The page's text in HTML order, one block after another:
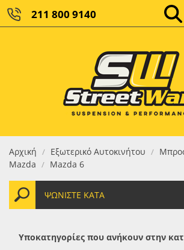
211 800 9140
ΚΑΘΑΡΌ
ΤΕΛΙΚΌ
Αρχική / Εξωτερικό Αυτοκινήτου /
Mazda / Mazda 6
ΨΩΝΊΣΤΕ ΚΑΤΆ
Υποκατηγορίες που ανήκουν στην